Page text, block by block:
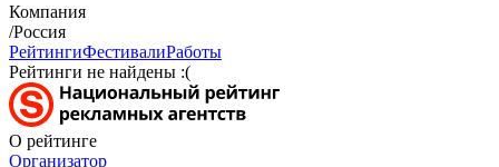
Компания
/Россия
РейтингиФестивалиРаботы
Рейтинги не найдены :(
О рейтинге
Организатор